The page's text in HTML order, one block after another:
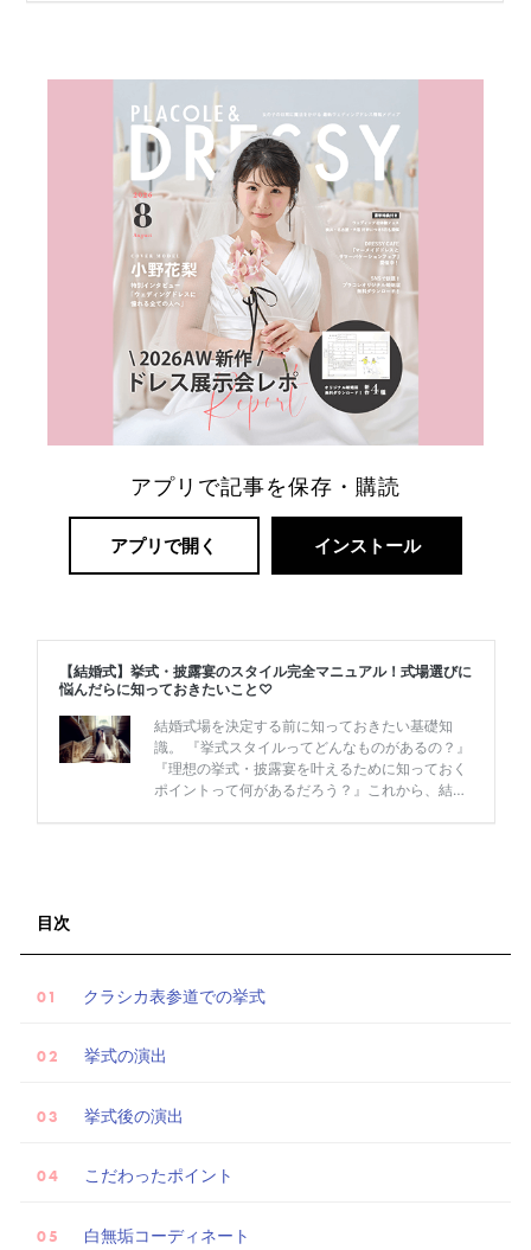
アプリで記事を保存・購読
アプリで開く インストール
目次
クラシカ表参道での挙式
挙式の演出
挙式後の演出
こだわったポイント
白無垢コーディネート
婚
試
レ